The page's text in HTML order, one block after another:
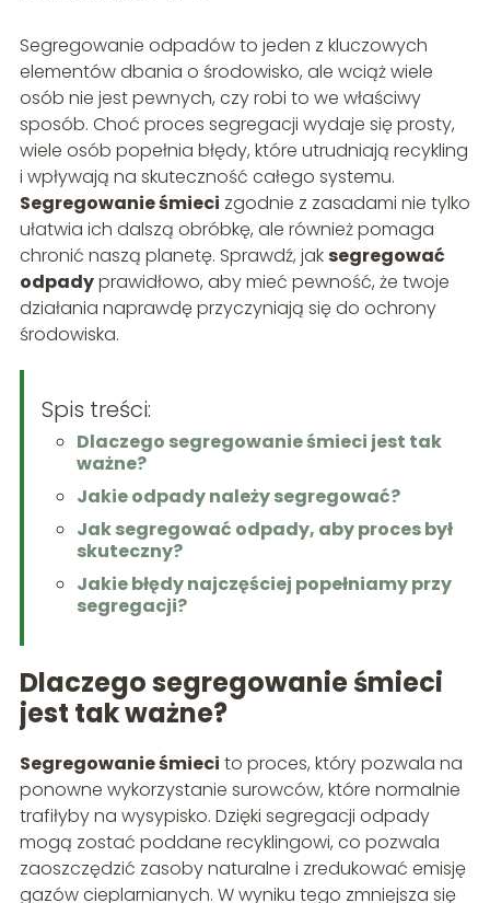
Segregowanie odpadów to jeden z kluczowych
elementów dbania o środowisko, ale wciąż wiele
osób nie jest pewnych, czy robi to we właściwy
sposób. Choć proces segregacji wydaje się prosty,
wiele osób popełnia błędy, które utrudniają recykling
i wpływają na skuteczność całego systemu.
Segregowanie śmieci zgodnie z zasadami nie tylko
ułatwia ich dalszą obróbkę, ale również pomaga
chronić naszą planetę. Sprawdź, jaksegregować
odpadyprawidłowo, aby mieć pewność, że twoje
działania naprawdę przyczyniają się do ochrony
środowiska.
Spis treści:
Dlaczego segregowanie śmieci jest tak
ważne?
Jakie odpady należy segregować?
Jak segregować odpady, aby proces był
skuteczny?
Jakie błędy najczęściej popełniamy przy
segregacji?
Dlaczego segregowanie śmieci
jest tak ważne?
Segregowanie śmieci to proces, który pozwala na
ponowne wykorzystanie surowców, które normalnie
trafiłyby na wysypisko. Dzięki segregacji odpady
mogą zostać poddane recyklingowi, co pozwala
zaoszczędzić zasoby naturalne i zredukować emisję
gazów cieplarnianych. W wyniku tego zmniejsza się